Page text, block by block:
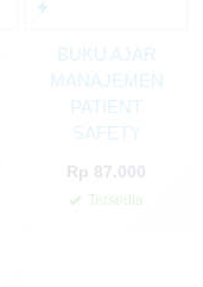
BUKU AJAR
MANAJEMEN
PATIENT
SAFETY
Rp 87.000
Tersedia